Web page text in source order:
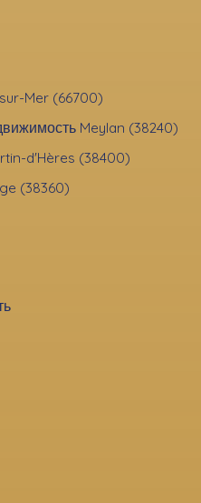
Mer (66700)
Meylan (38240)
d'Hères (38400)
(38360)